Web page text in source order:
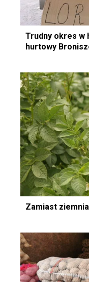
Trudny okres w
hurtowy
Zamiast